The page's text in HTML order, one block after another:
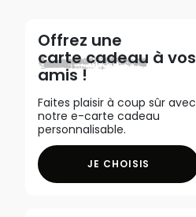
Offrez une
carte cadeau à vos
amis !
Faites plaisir à coup sûr avec
notre e-carte cadeau
personnalisable.
JE CHOISIS